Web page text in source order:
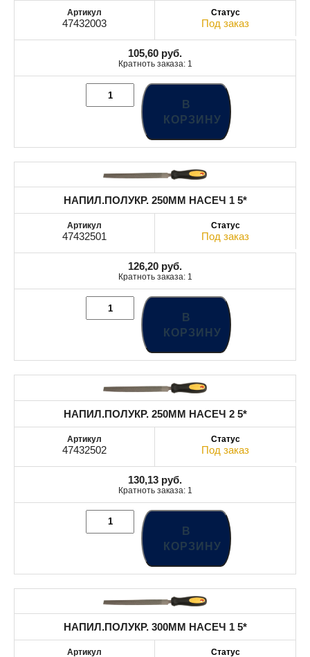
47432003 Под заказ
105,60 руб.
Кратноть заказа: 1
В
КОРЗИНУ
НАПИЛ.ПОЛУКР. 250MM НАСЕЧ 1 5*
47432501 Под заказ
126,20 руб.
Кратноть заказа: 1
В
КОРЗИНУ
НАПИЛ.ПОЛУКР. 250MM НАСЕЧ 2 5*
47432502 Под заказ
130,13 руб.
Кратноть заказа: 1
В
КОРЗИНУ
НАПИЛ.ПОЛУКР. 300MM НАСЕЧ 1 5*